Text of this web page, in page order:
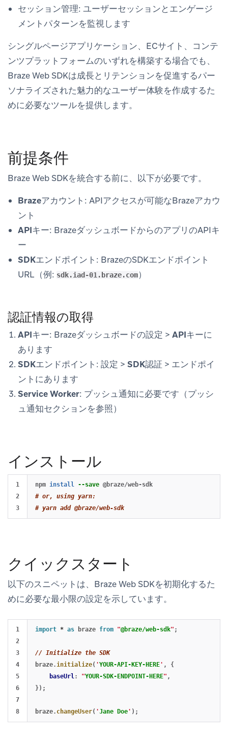
セッション管理: ユーザーセッションとエンゲージ
メントパターンを監視します
シングルページアプリケーション、ECサイト、コンテ
ンツプラットフォームのいずれを構築する場合でも、
Braze Web SDKは成長とリテンションを促進するパー
ソナライズされた魅力的なユーザー体験を作成するた
めに必要なツールを提供します。
前提条件
Braze Web SDKを統合する前に、以下が必要です。
Brazeアカウント : APIアクセスが可能なBrazeアカウ
ント
APIキー: BrazeダッシュボードからのアプリのAPIキ
ー
SDKエンドポイント : BrazeのSDKエンドポイント
URL（例: sdk.iad-01.braze.com）
認証情報の取得
APIキー: Brazeダッシュボードの設定 > APIキーに
あります
SDKエンドポイント : 設定 > SDK認証 > エンドポイ
ント にあります
Service Worker: プッシュ通知に必要です（プッシ
ュ通知セクションを参照）
インストール
1
2
npm install --save
# or, using yarn:
# yarn add @braze/web-sdk
クイックスタート
以下のスニペットは、Braze Web SDKを初期化するた
めに必要な最小限の設定を示しています。
1
2
3
4
5
6
7
import * as braze from "@braze/web-sdk" ;
// Initialize the SDK
braze. initialize( 'YOUR-API-KEY-HERE' ,
{
baseUrl : "YOUR-SDK-ENDPOINT-HERE" ,
});
braze. changeUser( 'Jane Doe' );